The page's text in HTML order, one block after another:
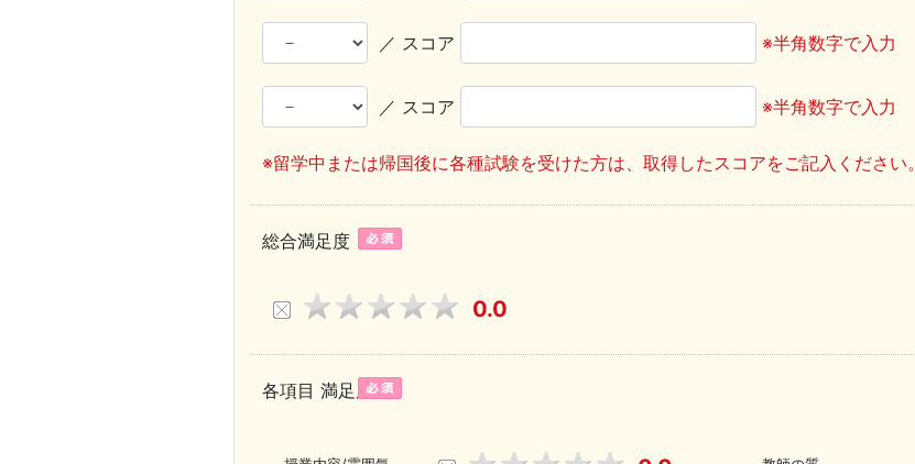
／ スコア ※半角数字で入力
／ スコア ※半角数字で入力
※留学中または帰国後に各種試験を受けた方は、取得したスコアをご記入ください。
総合満足度
0.0
各項目 満足度